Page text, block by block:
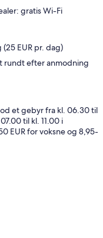
gratis Wi-Fi
EUR pr. dag)
rundt efter anmodning
et gebyr fra kl. 06.30 til
til kl. 11.00 i
EUR for voksne og 8,95-